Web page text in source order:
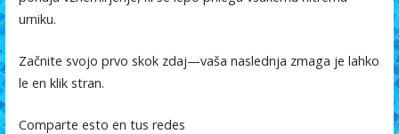
urniku.
Začnite svojo prvo skok zdaj—vaša naslednja zmaga je lahko
le en klik stran.
Comparte esto en tus redes